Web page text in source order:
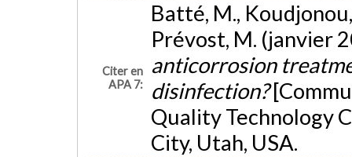
Citer en
APA 7:
Batté, M.,
Prévost, M. (janvier
anticorrosion
disinfection?
Quality Technology
City, Utah, USA.